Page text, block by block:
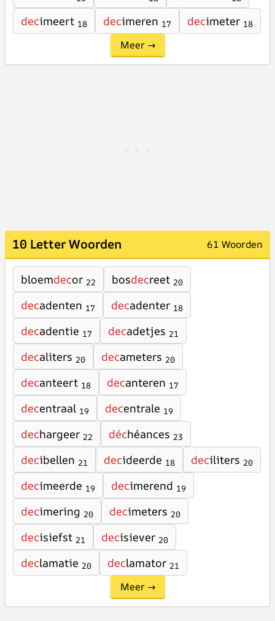
decimeert 18 decimeren 17 decimeter 18
Meer →
10 Letter Woorden 61 Woorden
bloemdecor 22 bosdecreet 20
decadenten 17 decadenter 18
decadentie 17 decadetjes 21
decaliters 20 decameters 20
decanteert 18 decanteren 17
decentraal 19 decentrale 19
dechargeer 22 déchéances 23
decibellen 21 decideerde 18 deciliters 20
decimeerde 19 decimerend 19
decimering 20 decimeters 20
decisiefst 21 decisiever 20
declamatie 20 declamator 21
Meer →